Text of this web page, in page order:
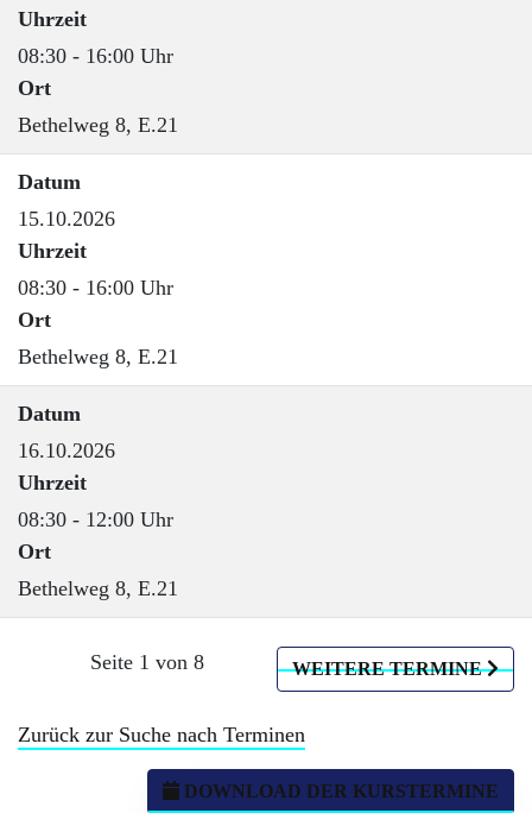
Uhrzeit
08:30 - 16:00 Uhr
Ort
Bethelweg 8, E.21
Datum
15.10.2026
Uhrzeit
08:30 - 16:00 Uhr
Ort
Bethelweg 8, E.21
Datum
16.10.2026
Uhrzeit
08:30 - 12:00 Uhr
Ort
Bethelweg 8, E.21
WEITERE TERMINE
Seite 1 von 8
Zurück zur Suche nach Terminen
DOWNLOAD DER KURSTERMINE